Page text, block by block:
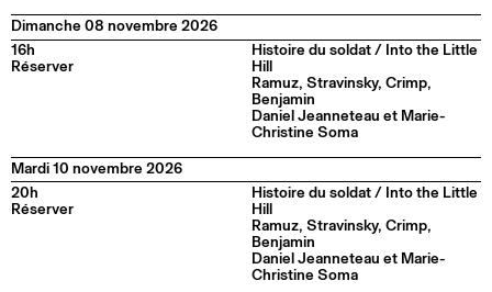
Dimanche 08 novembre 2026
16h
Réserver
Histoire du soldat / Into the Little
Hill
Ramuz, Stravinsky, Crimp,
Benjamin
Daniel Jeanneteau et Marie-
Christine Soma
Mardi 10 novembre 2026
20h
Réserver
Histoire du soldat / Into the Little
Hill
Ramuz, Stravinsky, Crimp,
Benjamin
Daniel Jeanneteau et Marie-
Christine Soma